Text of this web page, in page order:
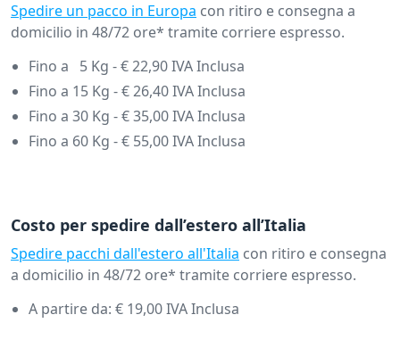
Spedire un pacco in Europa con ritiro e consegna a
domicilio in 48/72 ore* tramite corriere espresso.
Fino a 5 Kg - € 22,90 IVA Inclusa
Fino a 15 Kg - € 26,40 IVA Inclusa
Fino a 30 Kg - € 35,00 IVA Inclusa
Fino a 60 Kg - € 55,00 IVA Inclusa
Costo per spedire dall’estero all’Italia
Spedire pacchi dall'estero all'Italia con ritiro e consegna
a domicilio in 48/72 ore* tramite corriere espresso.
A partire da: € 19,00 IVA Inclusa